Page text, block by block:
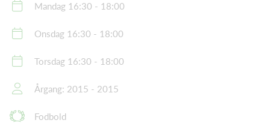
Mandag 16:30 - 18:00
Onsdag 16:30 - 18:00
Torsdag 16:30 - 18:00
Årgang: 2015 - 2015
Fodbold